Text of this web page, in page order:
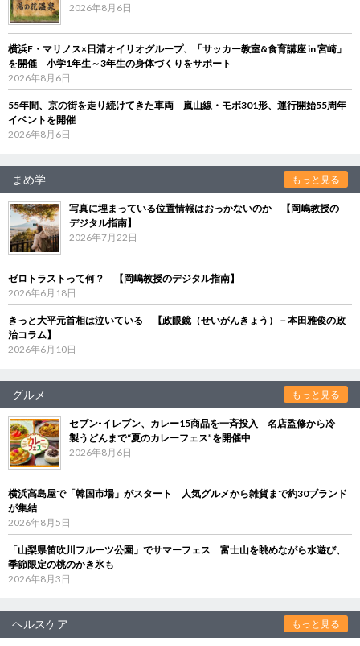
2026年8月6日
横浜F・マリノス×日清オイリオグループ、「サッカー教室&食育講座 in 宮崎」
を開催 小学1年生～3年生の身体づくりをサポート
2026年8月6日
55年間、京の街を走り続けてきた車両 嵐山線・モボ301形、運行開始55周年
イベントを開催
2026年8月6日
まめ学 もっと見る
写真に埋まっている位置情報はおっかないのか 【岡嶋教授の
デジタル指南】
2026年7月22日
ゼロトラストって何？ 【岡嶋教授のデジタル指南】
2026年6月18日
きっと大平元首相は泣いている 【政眼鏡（せいがんきょう）－本田雅俊の政
治コラム】
2026年6月10日
グルメ もっと見る
セブン‐イレブン、カレー15商品を一斉投入 名店監修から冷
製うどんまで“夏のカレーフェス”を開催中
2026年8月6日
横浜高島屋で「韓国市場」がスタート 人気グルメから雑貨まで約30ブランド
が集結
2026年8月5日
「山梨県笛吹川フルーツ公園」でサマーフェス 富士山を眺めながら水遊び、
季節限定の桃のかき氷も
2026年8月3日
ヘルスケア もっと見る